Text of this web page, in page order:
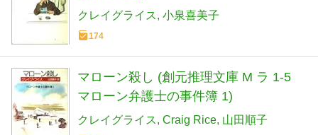
クレイグライス 小泉喜美子
174
マローン殺し (創元推理文庫 M ラ 1-5
マローン弁護士の事件簿 1)
クレイグライス Craig Rice 山田順子